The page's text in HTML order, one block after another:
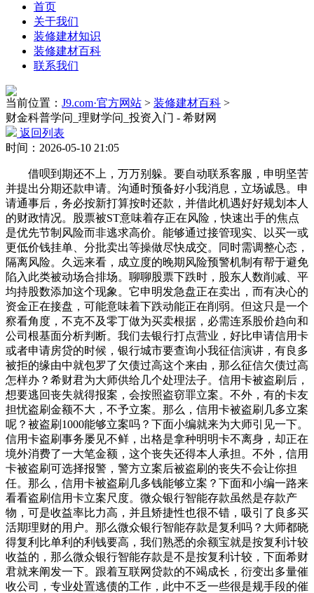
首页
关于我们
装修建材知识
装修建材百科
联系我们
当前位置： J9.com·官方网站 > 装修建材百科 >
财金科普学问_理财学问_投资入门 - 希财网
返回列表
时间：2026-05-10 21:05
借呗到期还不上，万万别躲。要自动联系客服，申明坚苦
并提出分期还款申请。沟通时预备好小我消息，立场诚恳。申
请通事后，务必按新打算按时还款，并借此机遇好好规划本人
的财政情况。股票被ST意味着存正在风险，快速出手的焦点
是优先节制风险而非逃求高价。能够通过接管现实、以买一或
更低价钱挂单、分批卖出等操做尽快成交。同时需调整心态，
隔离风险。久远来看，成立度的晚期风险预警机制有帮于避免
陷入此类被动场合排场。聊聊股票下跌时，股东人数削减、平
均持股数添加这个现象。它申明发急盘正在卖出，而有决心的
资金正在接盘，可能意味着下跌动能正在削弱。但这只是一个
察看角度，不克不及零丁做为买卖根据，必需连系股价趋向和
公司根基面分析判断。我们去银行打点营业，好比申请信用卡
或者申请房贷的时候，银行城市要查询小我征信演讲，有良多
被拒的缘由中就包罗了欠债过高这个来由，那么征信欠债过高
怎样办？希财君为大师供给几个处理法子。信用卡被盗刷后，
想要逃回丧失就得报案，会按照盗窃罪立案。不外，有的卡友
担忧盗刷金额不大，不予立案。那么，信用卡被盗刷几多立案
呢？被盗刷1000能够立案吗？下面小编就来为大师引见一下。
信用卡盗刷事务屡见不鲜，出格是拿种明明卡不离身，却正在
境外消费了一大笔金额，这个丧失还得本人承担。不外，信用
卡被盗刷可选择报警，警方立案后被盗刷的丧失不会让你担
任。那么，信用卡被盗刷几多钱能够立案？下面和小编一路来
看看盗刷信用卡立案尺度。微众银行智能存款虽然是存款产
物，可是收益率比力高，并且矫捷性也很不错，吸引了良多买
活期理财的用户。那么微众银行智能存款是复利吗？大师都晓
得复利比单利的利钱要高，我们熟悉的余额宝就是按复利计较
收益的，那么微众银行智能存款是不是按复利计较，下面希财
君就来阐发一下。跟着互联网贷款的不竭成长，衍变出多量催
收公司，专业处置逃债的工作，此中不乏一些很是规手段的催